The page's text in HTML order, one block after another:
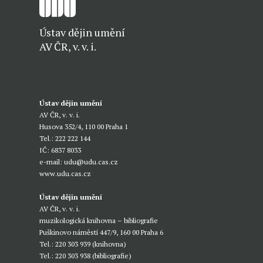
Ústav dějin umění
AV ČR, v. v. i.
Ústav dějin umění
AV ČR, v. v. i.
Husova 352/4, 110 00 Praha 1
Tel.: 222 222 144
IČ: 6837 8033
e-mail:udu@udu.cas.cz
www.udu.cas.cz
Ústav dějin umění
AV ČR, v. v. i.
muzikologická knihovna – bibliografie
Puškinovo náměstí 447/9, 160 00 Praha 6
Tel.: 220 303 939 (knihovna)
Tel.: 220 303 938 (bibliografie)